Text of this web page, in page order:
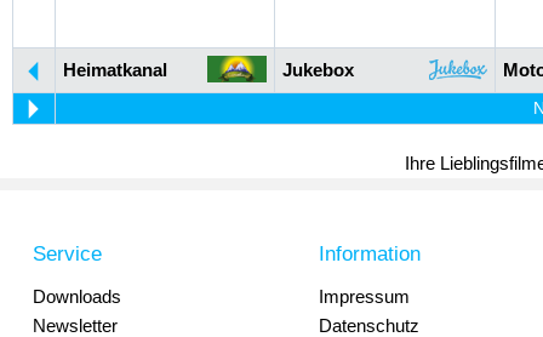
Heimatkanal Jukebox
Ihre
Service
Downloads
Newsletter
Information
Impressum
Datenschutz